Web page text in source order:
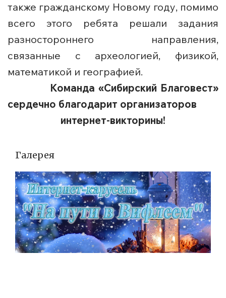
также гражданскому Новому году, помимо
всего этого ребята решали задания
разностороннего направления,
связанные с археологией, физикой,
математикой и географией.
Команда «Сибирский Благовест»
сердечно благодарит организаторов
интернет-викторины!
Галерея